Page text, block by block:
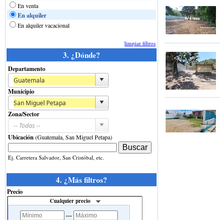
En venta
En alquiler
En alquiler vacacional
limpiar filtros
3. ¿Dónde?
Departamento
Municipio
Zona/Sector
Ubicación(Guatemala, San Miguel Petapa)
Ej. Carretera Salvador, San Cristóbal, etc.
4. ¿Más filtros?
Precio
Cualquier precio
---